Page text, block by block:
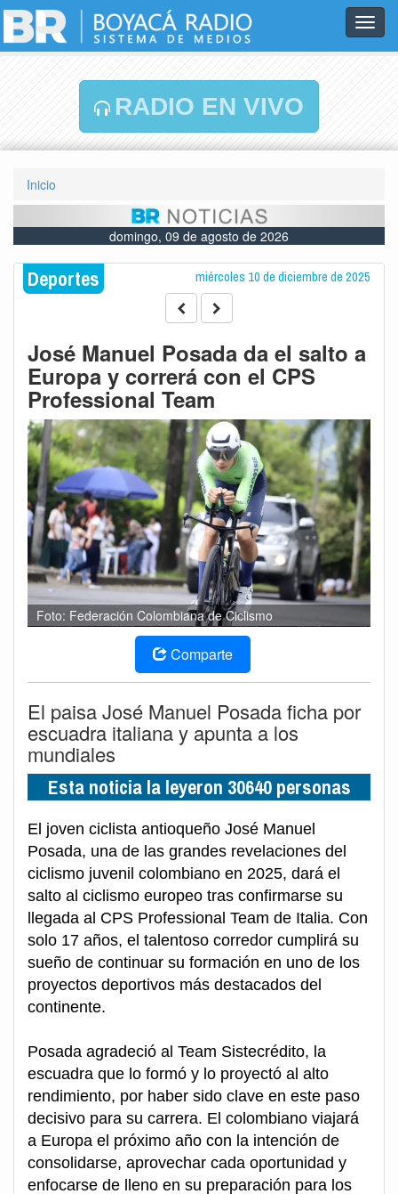
RADIO EN VIVO
Inicio
domingo, 09 de agosto de 2026
Deportes miércoles 10 de diciembre de 2025
José Manuel Posada da el salto a
Europa y correrá con el CPS
Professional Team
Foto: Federación Colombiana de Ciclismo
Comparte
El paisa José Manuel Posada ficha por
escuadra italiana y apunta a los
mundiales
Esta noticia la leyeron 30640 personas
El joven ciclista antioqueño José Manuel
Posada, una de las grandes revelaciones del
ciclismo juvenil colombiano en 2025, dará el
salto al ciclismo europeo tras confirmarse su
llegada al CPS Professional Team de Italia. Con
solo 17 años, el talentoso corredor cumplirá su
sueño de continuar su formación en uno de los
proyectos deportivos más destacados del
continente.
Posada agradeció al Team Sistecrédito, la
escuadra que lo formó y lo proyectó al alto
rendimiento, por haber sido clave en este paso
decisivo para su carrera. El colombiano viajará
a Europa el próximo año con la intención de
consolidarse, aprovechar cada oportunidad y
enfocarse de lleno en su preparación para los